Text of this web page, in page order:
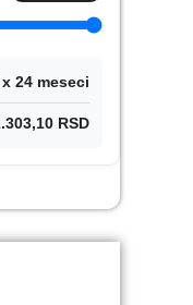
24 meseci
RSD